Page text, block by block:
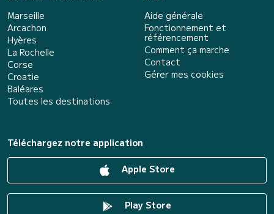
Marseille
Arcachon
Hyères
La Rochelle
Corse
Croatie
Baléares
Toutes les destinations
Aide générale
Fonctionnement et
référencement
Comment ça marche
Contact
Gérer mes cookies
Téléchargez notre application
Apple Store
Play Store